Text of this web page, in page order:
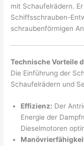
mit Schaufelrädern.
Schiffsschrauben-
schraubenförmigen
Technische Vorteile
Die Einführung der
Schaufelrädern und
Effizienz: Der
Energie der
Dieselmotoren